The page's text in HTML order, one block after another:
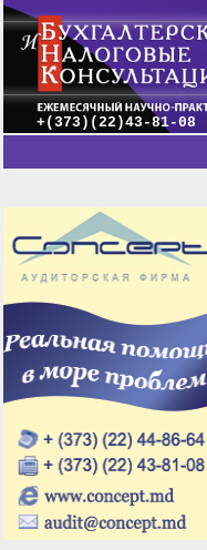
+(373)(22)43-81-08
Главное меню